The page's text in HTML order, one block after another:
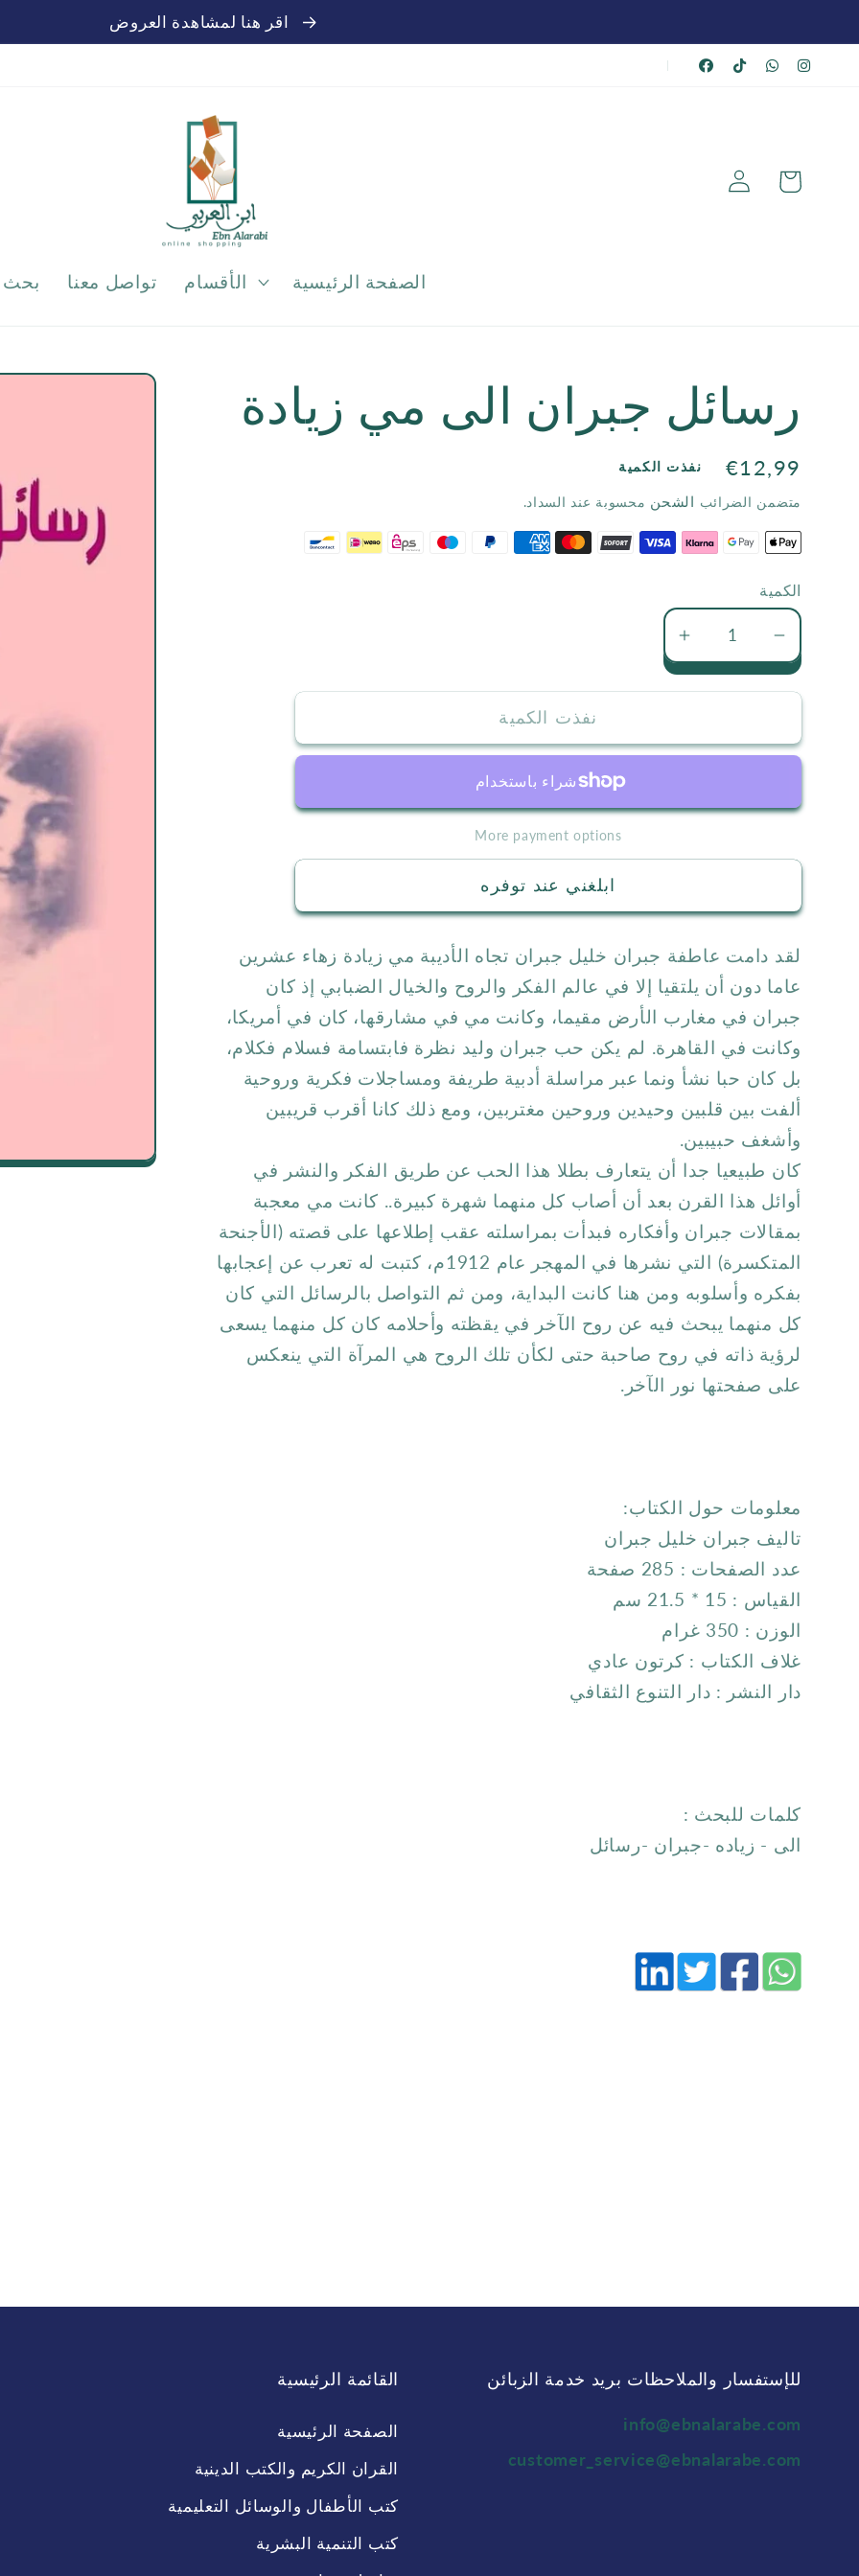
|
الصفحة الرئيسية الأقسام تواصل معنا بحث
تسجيل
الدخول
عربة
الشراء
رسائل جبران الى مي زيادة
السعر
الاعتيادي
€12,99 نفذت الكمية
متضمن الضرائب الشحن محسوبة عند السداد.
الكمية
جبران
مي
زيادة
جبران
مي
نفذت الكمية
More payment options
ابلغني عند توفره
لقد دامت عاطفة جبران خليل جبران تجاه الأديبة مي زيادة زهاء عشرين
عاما دون أن يلتقيا إلا في عالم الفكر والروح والخيال الضبابي إذ كان
جبران في مغارب الأرض مقيما، وكانت مي في مشارقها، كان في أمريكا،
وكانت في القاهرة. لم يكن حب جبران وليد نظرة فابتسامة فسلام فكلام،
بل كان حبا نشأ ونما عبر مراسلة أدبية طريفة ومساجلات فكرية وروحية
ألفت بين قلبين وحيدين وروحين مغتربين، ومع ذلك كانا أقرب قريبين
وأشغف حبيبين.
كان طبيعيا جدا أن يتعارف بطلا هذا الحب عن طريق الفكر والنشر في
أوائل هذا القرن بعد أن أصاب كل منهما شهرة كبيرة.. كانت مي معجبة
بمقالات جبران وأفكاره فبدأت بمراسلته عقب إطلاعها على قصته (الأجنحة
المتكسرة) التي نشرها في المهجر عام 1912م، كتبت له تعرب عن إعجابها
بفكره وأسلوبه ومن هنا كانت البداية، ومن ثم التواصل بالرسائل التي كان
كل منهما يبحث فيه عن روح الآخر في يقظته وأحلامه كان كل منهما يسعى
لرؤية ذاته في روح صاحبة حتى لكأن تلك الروح هي المرآة التي ينعكس
على صفحتها نور الآخر.
معلومات حول الكتاب:
تاليف جبران خليل جبران
عدد الصفحات : 285 صفحة
القياس : 15 * 21.5 سم
الوزن : 350 غرام
غلاف الكتاب : كرتون عادي
دار النشر : دار التنوع الثقافي
كلمات للبحث :
الى - زياده -جبران -رسائل
القائمة الرئيسية
الصفحة الرئيسية
القران الكريم والكتب الدينية
كتب الأطفال والوسائل التعليمية
كتب التنمية البشرية
للإستفسار والملاحظات بريد خدمة الزبائن
info@ebnalarabe.com
customer_service@ebnalarabe.com